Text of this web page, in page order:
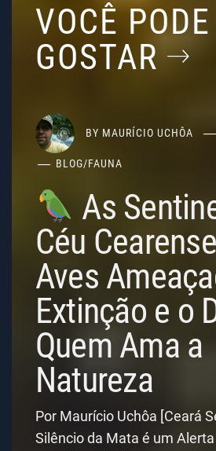
VOCÊ PODE
GOSTAR
BY MAURÍCIO UCHÔA
BLOG/FAUNA
As
Céu
Aves
Extinção e o
Quem Ama a
Natureza
Por Maurício Uchôa [Ceará
Silêncio da Mata é um